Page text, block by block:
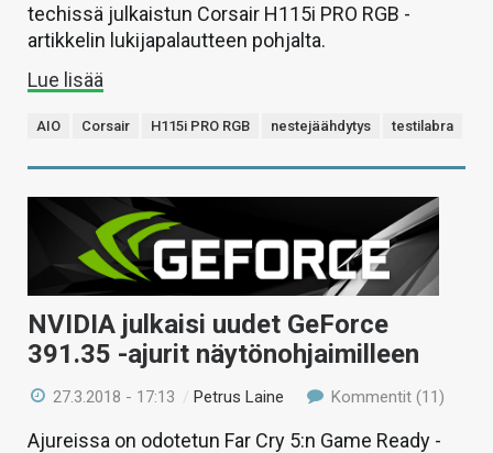
techissä julkaistun Corsair H115i PRO RGB -
artikkelin lukijapalautteen pohjalta.
Lue lisää
AIO Corsair H115i PRO RGB nestejäähdytys testilabra
NVIDIA julkaisi uudet GeForce
391.35 -ajurit näytönohjaimilleen
27.3.2018 - 17:13 /Petrus Laine Kommentit (11)
Ajureissa on odotetun Far Cry 5:n Game Ready -